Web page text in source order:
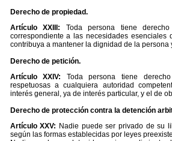
Derecho de propiedad.
Artículo XXIII: Toda persona tiene
correspondiente a las necesidades esenciales
contribuya a mantener la dignidad de la persona
Derecho de petición.
Artículo XXIV: Toda persona tiene
respetuosas a cualquiera autoridad
interés general, ya de interés particular, y el de
Derecho de protección contra la detención
Artículo XXV: Nadie puede ser privado de su
según las formas establecidas por leyes